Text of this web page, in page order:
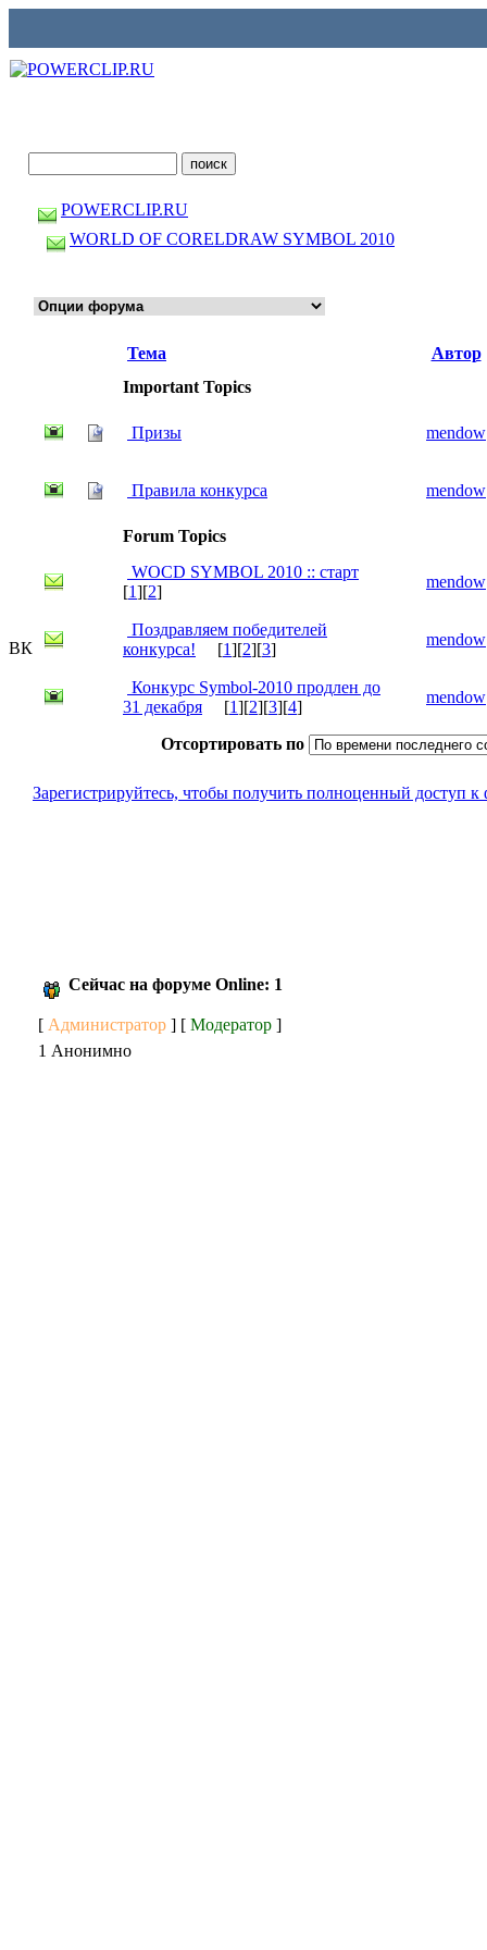
ВК
POWERCLIP.RU
WORLD OF CORELDRAW SYMBOL 2010
Тема
Автор
Important Topics
Призы mendow
Правила конкурса mendow
Forum Topics
WOCD SYMBOL 2010 :: старт
[1][2]
mendow
Поздравляем победителей
конкурса!
[1][2][3]
mendow
Конкурс Symbol-2010 продлен до
31 декабря
[1][2][3][4]
mendow
Отсортировать по
Зарегистрируйтесь, чтобы получить полноценный доступ
Сейчас на форуме Online: 1
[ Администратор ] [ Модератор ]
1 Анонимно